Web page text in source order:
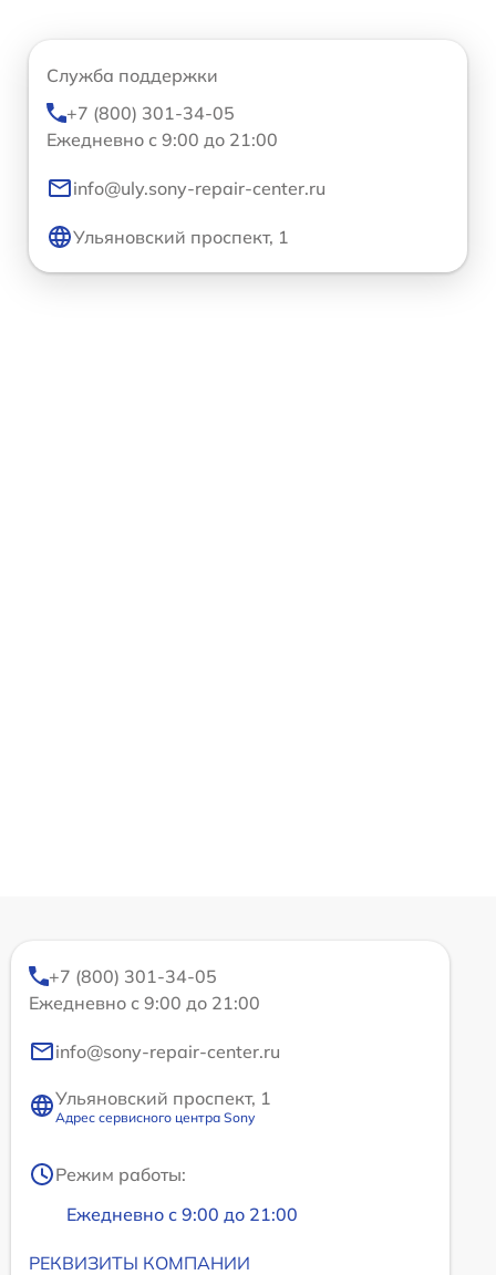
Служба поддержки
+7 (800) 301-34-05
Ежедневно с 9:00 до 21:00
info@uly.sony-repair-center.ru
Ульяновский проспект, 1
+7 (800) 301-34-05
Ежедневно с 9:00 до 21:00
info@sony-repair-center.ru
Ульяновский проспект, 1
Адрес сервисного центра Sony
Режим работы:
Ежедневно с 9:00 до 21:00
РЕКВИЗИТЫ КОМПАНИИ